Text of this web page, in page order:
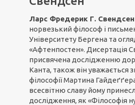
Ларс Фредерик Г. Свендсен
норвезький філософ і
Університету Бергена та
«Афтенпостен». Дисертація
присвячена дослідженню
Канта, також він уважається
філософії Мартина
всесвітню славу йому
дослідження, як «Філософія